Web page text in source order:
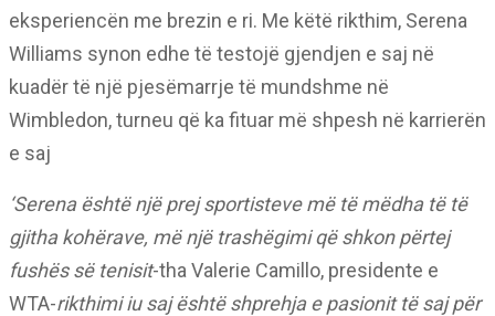
eksperiencën me brezin e ri. Me këtë rikthim, Serena
Williams synon edhe të testojë gjendjen e saj në
kuadër të një pjesëmarrje të mundshme në
Wimbledon, turneu që ka fituar më shpesh në karrierën
e saj
‘Serena është një prej sportisteve më të mëdha të të
gjitha kohërave, më një trashëgimi që shkon përtej
fushës së tenisit-tha Valerie Camillo, presidente e
WTA-rikthimi iu saj është shprehja e pasionit të saj për